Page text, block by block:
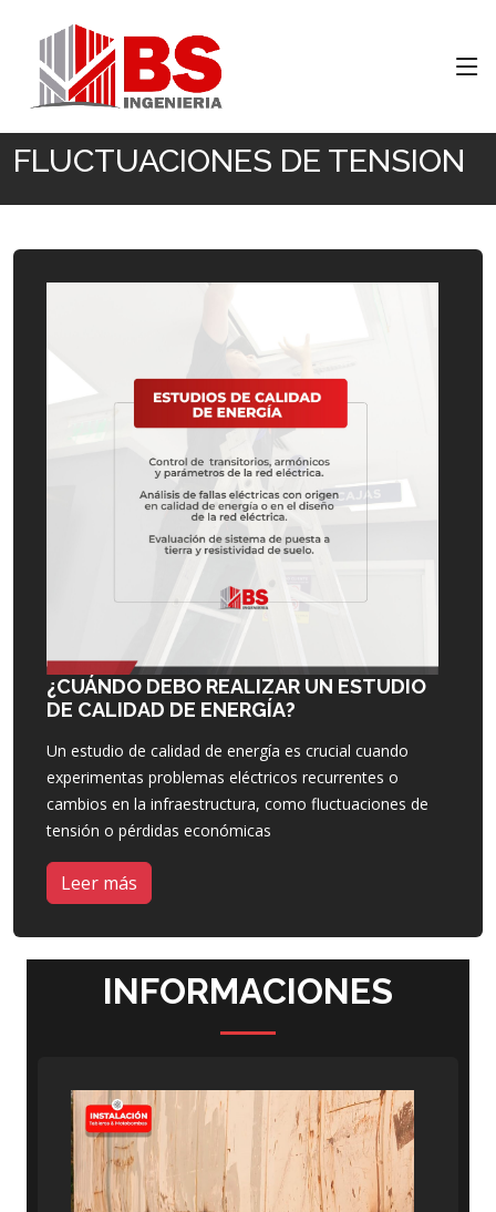
FLUCTUACIONES DE TENSION
¿CUÁNDO DEBO REALIZAR UN ESTUDIO
DE CALIDAD DE ENERGÍA?
Un estudio de calidad de energía es crucial cuando
experimentas problemas eléctricos recurrentes o
cambios en la infraestructura, como fluctuaciones de
tensión o pérdidas económicas
Leer más
INFORMACIONES